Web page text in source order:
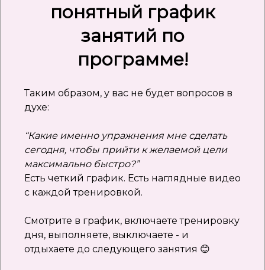
понятный график
занятий по
программе!
Таким образом, у вас не будет вопросов в
духе:
“Какие именно упражнения мне сделать
сегодня, чтобы прийти к желаемой цели
максимально быстро?”
Есть четкий график. Есть наглядные видео
с каждой тренировкой.
Смотрите в график, включаете тренировку
дня, выполняете, выключаете - и
отдыхаете до следующего занятия 😊